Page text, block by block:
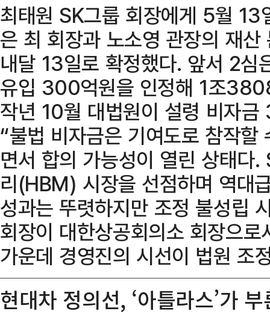
최태원 SK그룹 회장에게 5월 13
은 최 회장과 노소영 관장의 재
내달 13일로 확정했다. 앞서 2심
유입 300억원을 인정해 1조
작년 10월 대법원이 설령 비자
“불법 비자금은 기여도로 참작할
면서 합의 가능성이 열린 상태다
리(HBM) 시장을 선점하며 역대
성과는 뚜렷하지만 조정 불성립
회장이 대한상공회의소 회장으
가운데 경영진의 시선이 법원 조
현대차 정의선, ‘아틀라스’가